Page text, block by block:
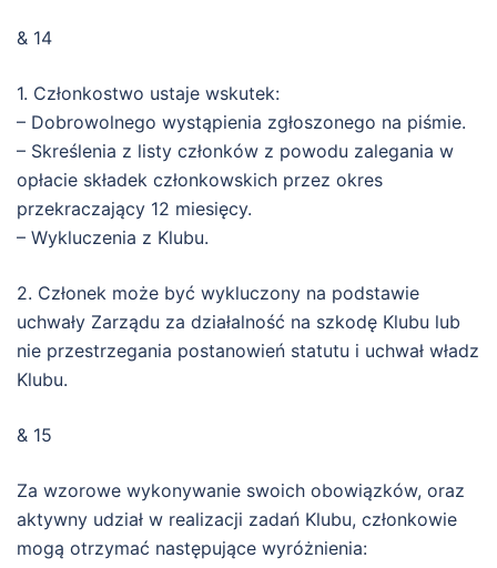
& 14
1. Członkostwo ustaje wskutek:
– Dobrowolnego wystąpienia zgłoszonego na piśmie.
– Skreślenia z listy członków z powodu zalegania w
opłacie składek członkowskich przez okres
przekraczający 12 miesięcy.
– Wykluczenia z Klubu.
2. Członek może być wykluczony na podstawie
uchwały Zarządu za działalność na szkodę Klubu lub
nie przestrzegania postanowień statutu i uchwał władz
Klubu.
& 15
Za wzorowe wykonywanie swoich obowiązków, oraz
aktywny udział w realizacji zadań Klubu, członkowie
mogą otrzymać następujące wyróżnienia: